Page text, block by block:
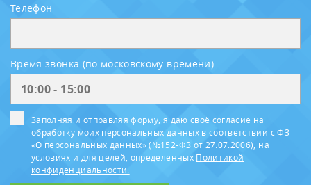
Телефон
Время звонка (по московскому времени)
Заполняя и отправляя форму, я даю своё согласие на
обработку моих персональных данных в соответствии с ФЗ
«О персональных данных» (№152-ФЗ от 27.07.2006), на
условиях и для целей, определенных Политикой
конфиденциальности.